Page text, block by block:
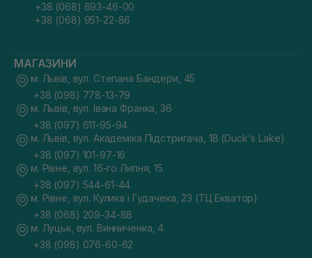
+38 (068) 693-46-00
+38 (068) 951-22-86
МАГАЗИНИ
м. Львів, вул. Степана Бандери, 45
+38 (098) 778-13-79
м. Львів, вул. Івана Франка, 36
+38 (097) 611-95-94
м. Львів, вул. Академіка Підстригача, 1В (Duck's Lake)
+38 (097) 101-97-16
м. Рівне, вул. 16-го Липня, 15
+38 (097) 544-61-44
м. Рівне, вул. Кулика і Гудачека, 23 (ТЦ Екватор)
+38 (068) 209-34-88
м. Луцьк, вул. Винниченка, 4
+38 (098) 076-60-62